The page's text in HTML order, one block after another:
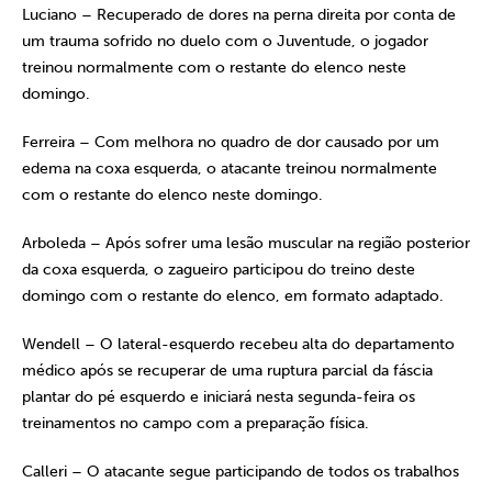
Luciano – Recuperado de dores na perna direita por conta de
um trauma sofrido no duelo com o Juventude, o jogador
treinou normalmente com o restante do elenco neste
domingo.
Ferreira – Com melhora no quadro de dor causado por um
edema na coxa esquerda, o atacante treinou normalmente
com o restante do elenco neste domingo.
Arboleda – Após sofrer uma lesão muscular na região posterior
da coxa esquerda, o zagueiro participou do treino deste
domingo com o restante do elenco, em formato adaptado.
Wendell – O lateral-esquerdo recebeu alta do departamento
médico após se recuperar de uma ruptura parcial da fáscia
plantar do pé esquerdo e iniciará nesta segunda-feira os
treinamentos no campo com a preparação física.
Calleri – O atacante segue participando de todos os trabalhos